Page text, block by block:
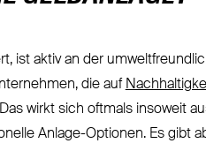
ist aktiv an der
die auf
wirkt sich oftmals insoweit
Anlage-Optionen. Es gibt